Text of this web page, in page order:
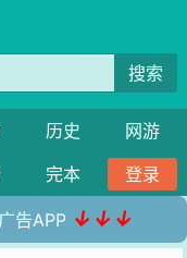
搜索
历史
网游
完本 登录
告APP ↓↓↓